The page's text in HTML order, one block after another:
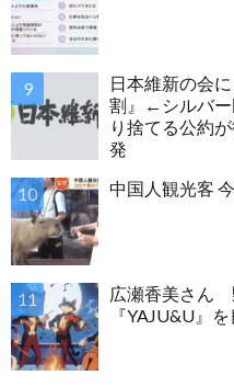
日本維新の会
割』←シルバー
り捨てる公約
発
中国人観光客
広瀬香美さん
『YAJU&U』